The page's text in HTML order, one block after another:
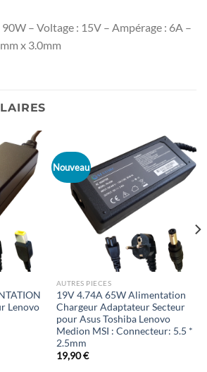
90W – Voltage : 15V – Ampérage : 6A –
x 3.0mm
Lenovo
Nouveau
AUTRES PIECES
19V 4.74A 65W Alimentation
Chargeur Adaptateur Secteur
pour Asus Toshiba Lenovo
Medion MSI : Connecteur: 5.5 *
2.5mm
19,90€